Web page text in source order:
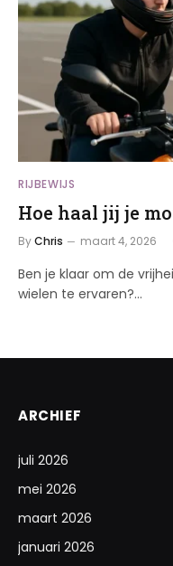
RIJBEWIJS
Hoe haal jij je
ByChris maart 4, 2026
Ben je klaar om de
wielen te ervaren?…
ARCHIEF
juli 2026
mei 2026
maart 2026
januari 2026